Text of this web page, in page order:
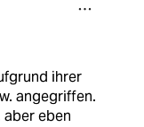
ihrer
angegriffen.
aber eben